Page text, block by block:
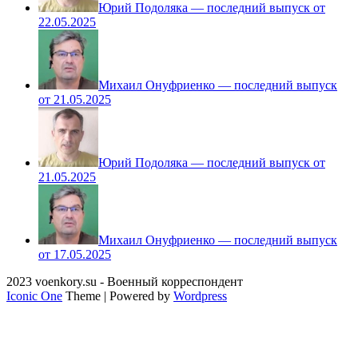
Юрий Подоляка — последний выпуск от
22.05.2025
Михаил Онуфриенко — последний выпуск
от 21.05.2025
Юрий Подоляка — последний выпуск от
21.05.2025
Михаил Онуфриенко — последний выпуск
от 17.05.2025
2023 voenkory.su - Военный корреспондент
Iconic One Theme | Powered by Wordpress